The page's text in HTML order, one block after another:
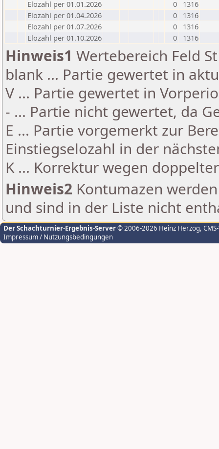
Elozahl per 01.01.2026
0
1316
Elozahl per 01.04.2026
0
1316
Elozahl per 01.07.2026
0
1316
Elozahl per 01.10.2026
0 1316
Hinweis1 Wertebereich Feld
blank ... Partie gewertet in
V ... Partie gewertet in
- ... Partie nicht gewertet, da
E ... Partie vorgemerkt zur
Einstiegselozahl in der
K ... Korrektur wegen
Hinweis2 Kontumazen
und sind in der Liste nicht
Der Schachturnier-Ergebnis-Server© 2006-2026 Heinz Herzog,
Impressum / Nutzungsbedingungen